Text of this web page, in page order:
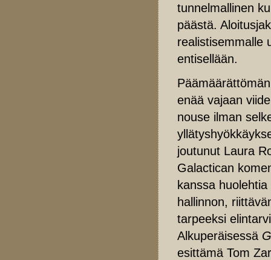
tunnelmallinen
päästä.
realistisemmalle
entisellään.
enää vajaan
nouse ilman
joutunut Laura
Galactican
kanssa
hallinnon,
tarpeeksi
Alkuperäisessä
esittämä Tom